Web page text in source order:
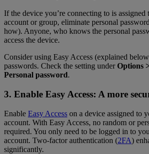
If the device you’re connecting to is assigned
account or group, eliminate personal
how). Anyone, who knows the personal
access the device.
Consider using Easy Access (explained
passwords. Check the setting underOptions
Personal password.
3. Enable Easy Access: A more
Enable Easy Access on a device assigned to
account. With Easy Access, no random or
required. You only need to be logged in to
account. Two-factor authentication (2FA)
significantly.